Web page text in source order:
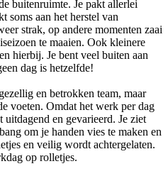
buitenruimte. Je pakt allerlei
soms aan het herstel van
strak, op andere momenten zaai
te maaien. Ook kleinere
hierbij. Je bent veel buiten aan
dag is hetzelfde!
en betrokken team, maar
voeten. Omdat het werk per dag
en gevarieerd. Je ziet
om je handen vies te maken en
en veilig wordt achtergelaten.
op rolletjes.